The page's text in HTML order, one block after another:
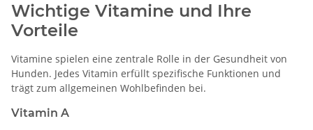
Wichtige Vitamine und Ihre
Vorteile
Vitamine spielen eine zentrale Rolle in der Gesundheit von
Hunden. Jedes Vitamin erfüllt spezifische Funktionen und
trägt zum allgemeinen Wohlbefinden bei.
Vitamin A